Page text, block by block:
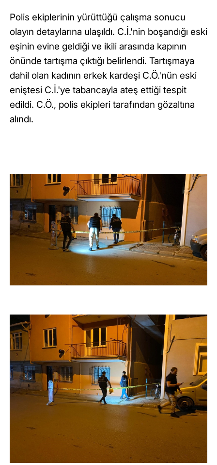
Polis ekiplerinin yürüttüğü çalışma sonucu
olayın detaylarına ulaşıldı. C.İ.'nin boşandığı eski
eşinin evine geldiği ve ikili arasında kapının
önünde tartışma çıktığı belirlendi. Tartışmaya
dahil olan kadının erkek kardeşi C.Ö.'nün eski
eniştesi C.İ.'ye tabancayla ateş ettiği tespit
edildi. C.Ö., polis ekipleri tarafından gözaltına
alındı.